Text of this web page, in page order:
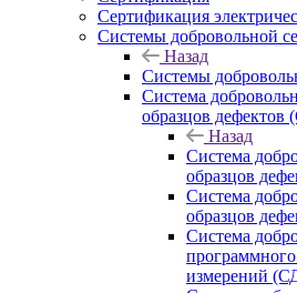
Сертификация
Системы добровольной
Назад
Системы
Система
образцов
Назад
Система
образцов
Система
образцов
Система
программного
измерений